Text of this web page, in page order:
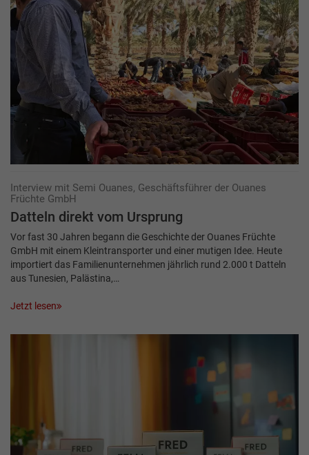
Interview mit Semi Ouanes, Geschäftsführer der Ouanes
Früchte GmbH
Datteln direkt vom Ursprung
Vor fast 30 Jahren begann die Geschichte der Ouanes Früchte
GmbH mit einem Kleintransporter und einer mutigen Idee. Heute
importiert das Familienunternehmen jährlich rund 2.000 t Datteln
aus Tunesien, Palästina,…
Jetzt lesen